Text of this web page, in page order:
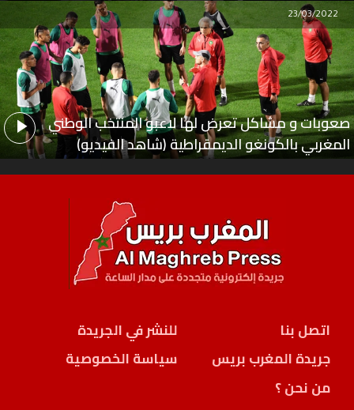
صعوبات و مشاكل تعرض لها لاعبو المنتخب الوطني
المغربي بالكونغو الديمقراطية (شاهد الفيديو)
23/03/2022
اتصل بنا
للنشر في الجريدة
جريدة المغرب بريس
سياسة الخصوصية
من نحن ؟